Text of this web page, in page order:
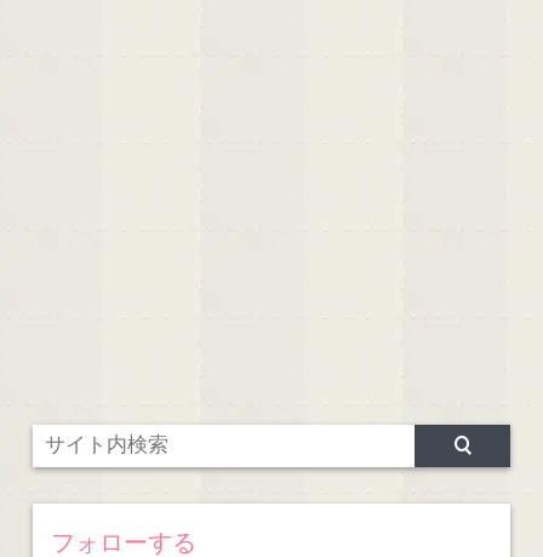
フォローする